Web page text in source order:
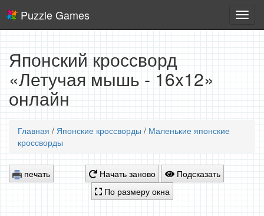
игры
Puzzle Games
Японский кроссворд
«Летучая мышь - 16x12»
онлайн
Главная / Японские кроссворды / Маленькие японские
кроссворды
печать Начать заново
Подсказать
По размеру окна